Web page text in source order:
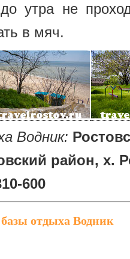
утра не
в мяч.
Водник:
район, х.
600
отдыха Водник